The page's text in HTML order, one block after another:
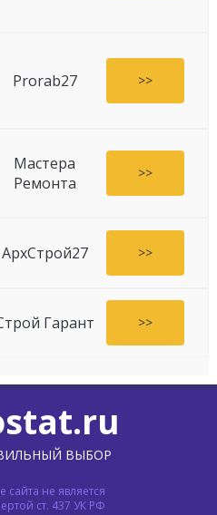
Prorab27 >>
Мастера
Ремонта
>>
АрхСтрой27 >>
Гарант >>
ВЫБОР
не является
ст. 437 УК РФ